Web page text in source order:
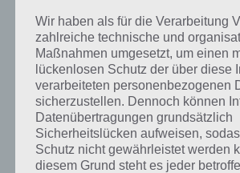
Ebenfalls im gleichen Level wie “Bild: Mann mit
Ein Beruf, bei dem man mit Kindern arbeitet”
Kleidungsstück, das man oft kauft, ohne es
einfach auf den Sachverhalt, um zur 94%
Auf WhatsApp teilen Teilen
Wir haben als für die Verarbeitung
zahlreiche technische und
Maßnahmen umgesetzt, um einen
lückenlosen Schutz der über diese
verarbeiteten personenbezogenen
sicherzustellen. Dennoch können
Datenübertragungen grundsätzlich
Sicherheitslücken aufweisen,
Schutz nicht gewährleistet werden
diesem Grund steht es jeder